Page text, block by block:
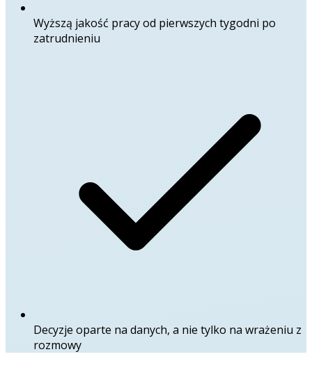
Wyższą jakość pracy od pierwszych tygodni po
zatrudnieniu
Decyzje oparte na danych, a nie tylko na wrażeniu z
rozmowy